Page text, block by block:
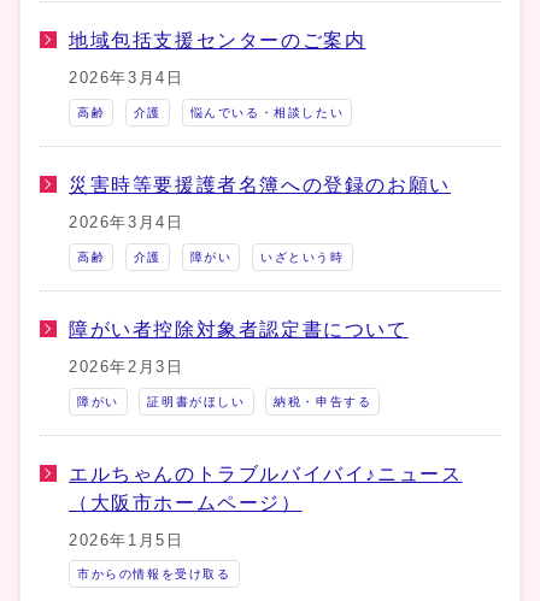
地域包括支援センターのご案内
2026年3月4日
高齢 介護 悩んでいる・相談したい
災害時等要援護者名簿への登録のお願い
2026年3月4日
高齢 介護 障がい いざという時
障がい者控除対象者認定書について
2026年2月3日
障がい 証明書がほしい 納税・申告する
エルちゃんのトラブルバイバイ♪ニュース
（大阪市ホームページ）
2026年1月5日
市からの情報を受け取る